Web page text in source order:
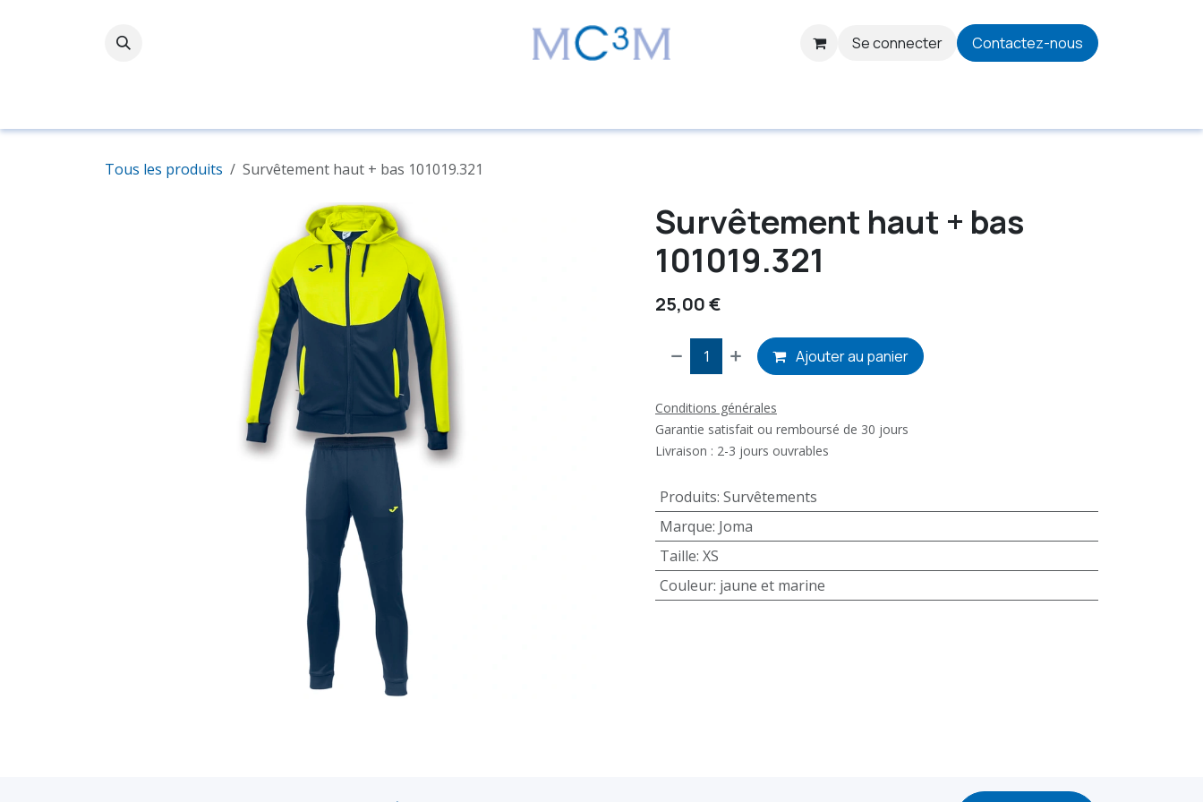
Se connecter
Contactez-nous
Tous les produits Survêtement haut + bas 101019.321
Survêtement haut + bas
101019.321
25,00€
Ajouter au panier
Conditions générales
Garantie satisfait ou remboursé de 30 jours
Livraison : 2-3 jours ouvrables
Produits: Survêtements
Marque: Joma
Taille: XS
Couleur: jaune et marine